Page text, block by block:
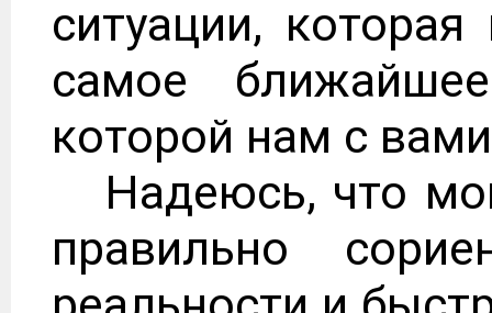
ситуации,
самое
которой нам с
Надеюсь, что
правильно